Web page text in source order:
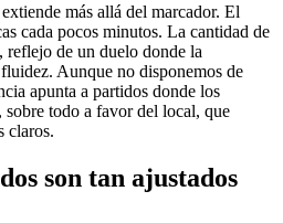
más allá del marcador. El
cada pocos minutos. La cantidad de
reflejo de un duelo donde la
Aunque no disponemos de
apunta a partidos donde los
sobre todo a favor del local, que
claros.
son tan ajustados